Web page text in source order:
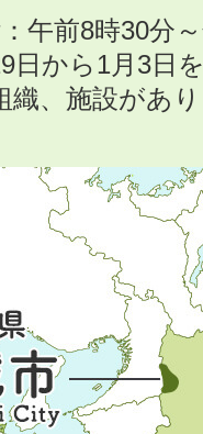
午前8時30分
日から1月3日
、施設があ